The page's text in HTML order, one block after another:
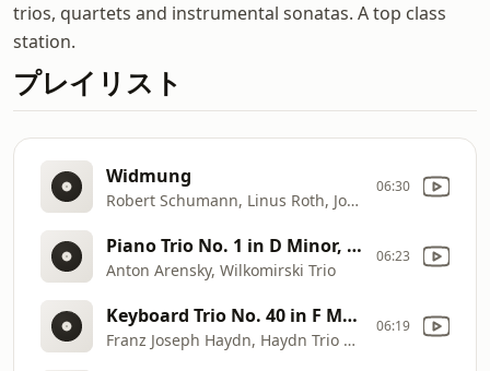
trios, quartets and instrumental sonatas. A top class
station.
プレイリスト
Widmung
Robert Schumann, Linus Roth, José Gallardo
06:30
Piano Trio No. 1 in D Minor, Op. 32: II. Scherzo
Anton Arensky, Wilkomirski Trio
06:23
Keyboard Trio No. 40 in F Major, Hob.XV:40: II. Menuet
Franz Joseph Haydn, Haydn Trio Eisenstadt
06:19